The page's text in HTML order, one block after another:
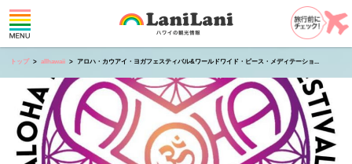
トップ allhawaii アロハ・カウアイ・ヨガフェスティバル&ワールドワイド・ピース・メディテーショ...